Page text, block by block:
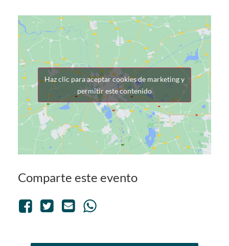
Haz clic para aceptar cookies de marketing y
permitir este contenido
Comparte este evento